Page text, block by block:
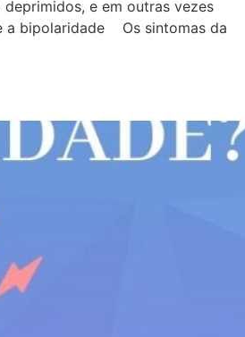
e em outras vezes
a bipolaridade Os sintomas da